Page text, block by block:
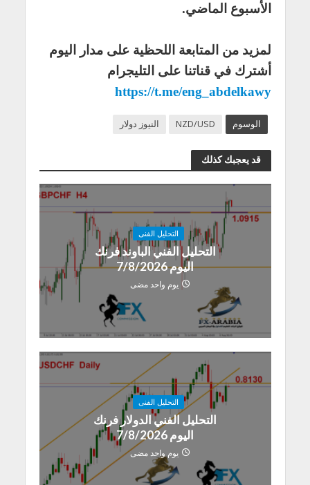
الأسبوع الماضي.
لمزيد من المتابعة اللحظية على مدار اليوم
أشترك في قناتنا على التليجرام
https://t.me/eng_abdelkawy
الوسوم NZD/USD النيوز دولار
قد يعجبك كذلك
التحليل الفنى
التحليل الفني الباوند فرنك
اليوم 7/8/2026
يوم واحد مضى
التحليل الفنى
التحليل الفني الدولار فرنك
اليوم 7/8/2026
يوم واحد مضى